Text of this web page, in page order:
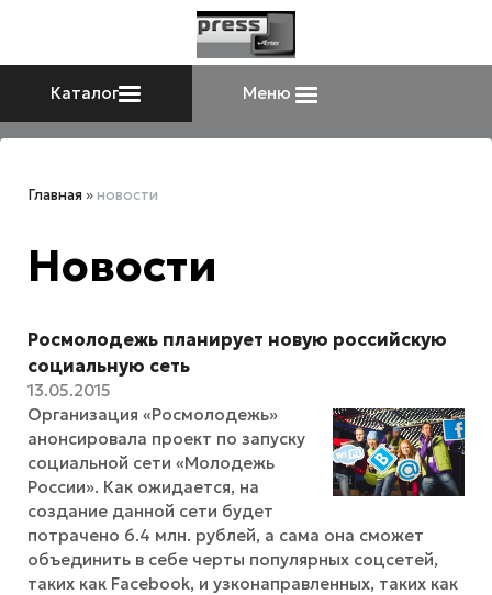
Каталог Меню
Главная »новости
Новости
Росмолодежь планирует новую российскую
социальную сеть
13.05.2015
Организация «Росмолодежь»
анонсировала проект по запуску
социальной сети «Молодежь
России». Как ожидается, на
создание данной сети будет
потрачено 6.4 млн. рублей, а сама она сможет
объединить в себе черты популярных соцсетей,
таких как Facebook, и узконаправленных, таких как